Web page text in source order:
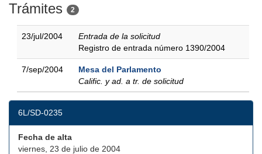
Trámites 2
23/jul/2004
Entrada de la solicitud
Registro de entrada número 1390/2004
7/sep/2004
Mesa del Parlamento
Calific. y ad. a tr. de solicitud
6L/SD-0235
Fecha de alta
viernes, 23 de julio de 2004